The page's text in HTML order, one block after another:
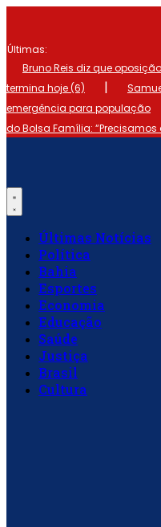
o
conteúdo
Últimas:
Bruno Reis diz que
termina hoje (6)
|
emergência para população
do Bolsa Família:
Últimas Notícias
Política
Bahia
Esportes
Economia
Educação
Saúde
Justiça
Brasil
Cultura